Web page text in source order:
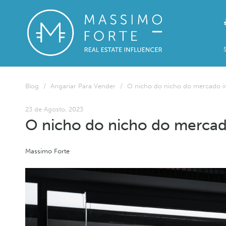
Blog / Angariar Para Vender / O nicho do nicho do mercado
23 de Agosto, 2023
O nicho do nicho do
Massimo Forte